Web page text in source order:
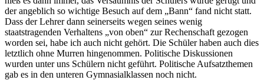
der angeblich so wichtige Besuch auf dem
Bann
fand nicht statt.
Dass der Lehrer dann seinerseits wegen seines wenig
staatstragenden Verhaltens
von oben
zur Rechenschaft gezogen
worden sei, habe ich auch nicht gehört. Die Schüler haben auch dies
letztlich ohne Murren hingenommen. Politische Diskussionen
wurden unter uns Schülern nicht geführt. Politische Aufsatzthemen
gab es in den unteren Gymnasialklassen noch nicht.